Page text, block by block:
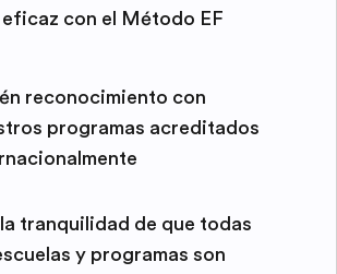
eficaz con el Método EF
reconocimiento con
programas acreditados
tranquilidad de que todas
y programas son